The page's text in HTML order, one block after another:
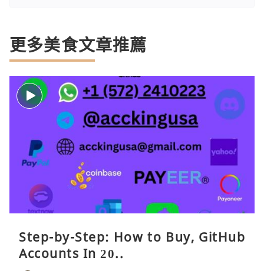
更多美食文章推薦
Step-by-Step: How to Buy, GitHub
Accounts In 20..